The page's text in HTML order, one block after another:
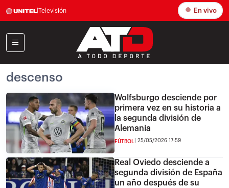
Televisión En vivo
descenso
Wolfsburgo desciende por
primera vez en su historia a
la segunda división de
Alemania
FÚTBOL 25/05/2026 17:59
Real Oviedo desciende a
segunda división de España
un año después de su